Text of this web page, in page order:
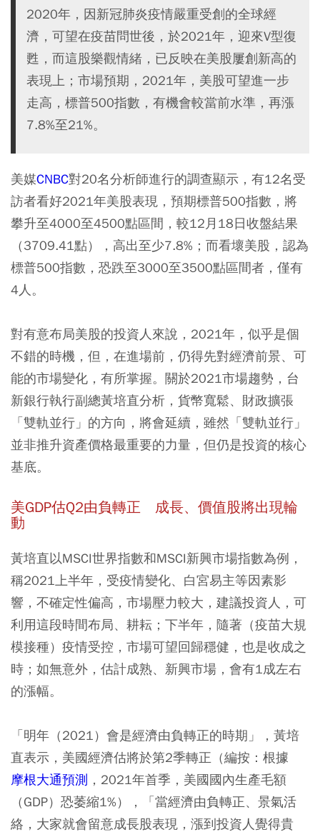
2020年，因新冠肺炎疫情嚴重受創的全球經
濟，可望在疫苗問世後，於2021年，迎來V型復
甦，而這股樂觀情緒，已反映在美股屢創新高的
表現上；市場預期，2021年，美股可望進一步
走高，標普500指數，有機會較當前水準，再漲
7.8%至21%。
美媒CNBC對20名分析師進行的調查顯示，有12名受
訪者看好2021年美股表現，預期標普500指數，將
攀升至4000至4500點區間，較12月18日收盤結果
（3709.41點），高出至少7.8%；而看壞美股，認為
標普500指數，恐跌至3000至3500點區間者，僅有
4人。
對有意布局美股的投資人來說，2021年，似乎是個
不錯的時機，但，在進場前，仍得先對經濟前景、可
能的市場變化，有所掌握。關於2021市場趨勢，台
新銀行執行副總黃培直分析，貨幣寬鬆、財政擴張
「雙軌並行」的方向，將會延續，雖然「雙軌並行」
並非推升資產價格最重要的力量，但仍是投資的核心
基底。
美GDP估Q2由負轉正 成長、價值股將出現輪
動
黃培直以MSCI世界指數和MSCI新興市場指數為例，
稱2021上半年，受疫情變化、白宮易主等因素影
響，不確定性偏高，市場壓力較大，建議投資人，可
利用這段時間布局、耕耘；下半年，隨著（疫苗大規
模接種）疫情受控，市場可望回歸穩健，也是收成之
時；如無意外，估計成熟、新興市場，會有1成左右
的漲幅。
「明年（2021）會是經濟由負轉正的時期」，黃培
直表示，美國經濟估將於第2季轉正（編按：根據
摩根大通預測 ，2021年首季，美國國內生產毛額
（GDP）恐萎縮1%），「當經濟由負轉正、景氣活
絡，大家就會留意成長股表現，漲到投資人覺得貴